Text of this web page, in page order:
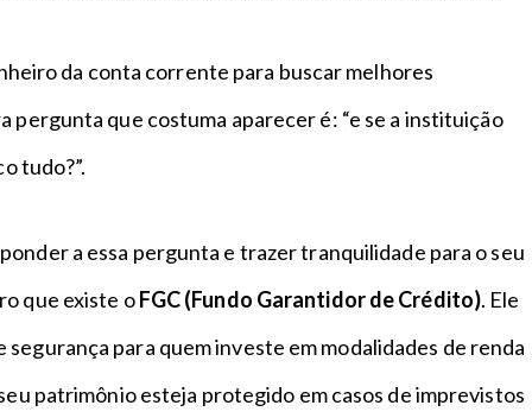
da conta corrente para buscar melhores
pergunta que costuma aparecer é: “e se a instituição
tudo?”.
a essa pergunta e trazer tranquilidade para o seu
que existe oFGC (Fundo Garantidor de Crédito). Ele
segurança para quem investe em modalidades de renda
patrimônio esteja protegido em casos de imprevistos